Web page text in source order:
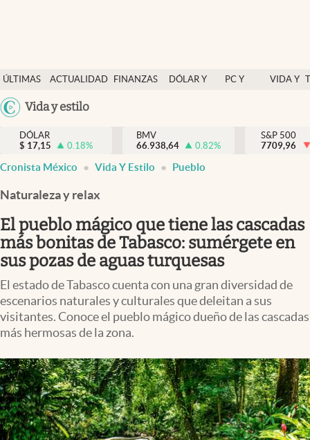
ÚLTIMAS
NOTICIAS
ACTUALIDAD
FINANZAS
DÓLAR Y
PC Y
VIDA Y
México
Vida y estilo
Actualidad
Finanzas y economía
Dólar y mercados
Pc y celular
Vida y estilo
Tv
Clima
Mediakit
abre en nueva pestaña
México
DÓLAR
$ 17,15 0.18%
BMV
66.938,64
0.82%
S&P 500
7709,96
Cronista México Vida Y Estilo Pueblo
Naturaleza y relax
El pueblo mágico que tiene las cascadas
más bonitas de Tabasco: sumérgete en
sus pozas de aguas turquesas
El estado de Tabasco cuenta con una gran diversidad de
escenarios naturales y culturales que deleitan a sus
visitantes. Conoce el pueblo mágico dueño de las cascadas
más hermosas de la zona.